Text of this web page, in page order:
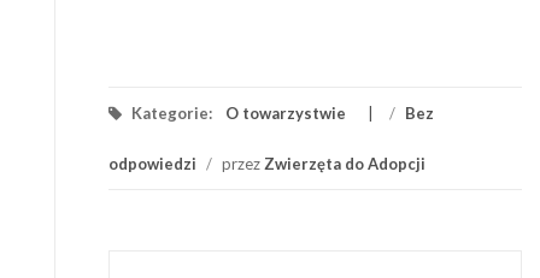
Kategorie: O towarzystwie / Bez
odpowiedzi / przez Zwierzęta do Adopcji